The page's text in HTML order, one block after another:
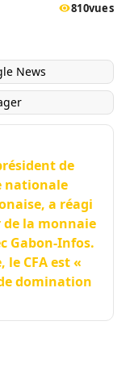
810vues
News
de
nationale
a réagi
la monnaie
Gabon-Infos.
CFA est «
domination